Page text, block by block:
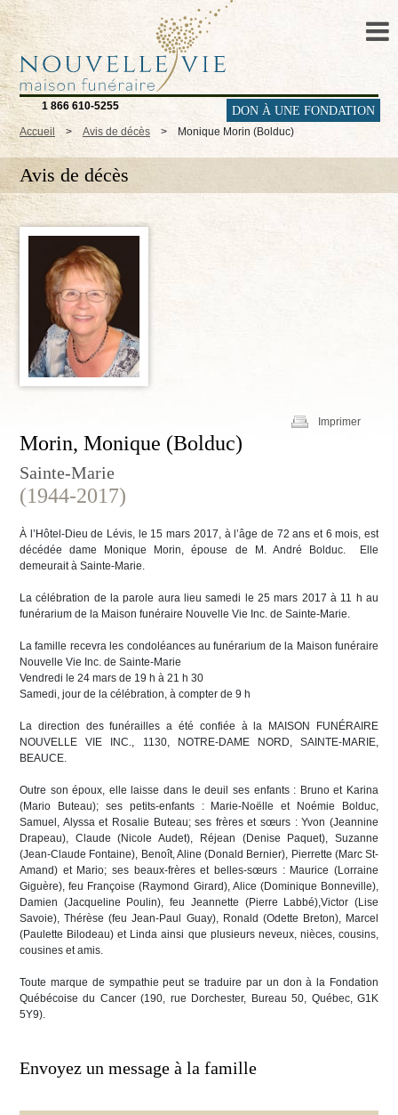
1 866 610-5255 DON À UNE FONDATION
Accueil > Avis de décès > Monique Morin (Bolduc)
Avis de décès
Imprimer
Morin, Monique (Bolduc)
Sainte-Marie
(1944-2017)
À l’Hôtel-Dieu de Lévis, le 15 mars 2017, à l’âge de 72 ans et 6 mois, est
décédée dame Monique Morin, épouse de M. André Bolduc. Elle
demeurait à Sainte-Marie.
La célébration de la parole aura lieu samedi le 25 mars 2017 à 11 h au
funérarium de la Maison funéraire Nouvelle Vie Inc. de Sainte-Marie.
La famille recevra les condoléances au funérarium de la Maison funéraire
Nouvelle Vie Inc. de Sainte-Marie
Vendredi le 24 mars de 19 h à 21 h 30
Samedi, jour de la célébration, à compter de 9 h
La direction des funérailles a été confiée à la MAISON FUNÉRAIRE
NOUVELLE VIE INC., 1130, NOTRE-DAME NORD, SAINTE-MARIE,
BEAUCE.
Outre son époux, elle laisse dans le deuil ses enfants : Bruno et Karina
(Mario Buteau); ses petits-enfants : Marie-Noëlle et Noémie Bolduc,
Samuel, Alyssa et Rosalie Buteau; ses frères et sœurs : Yvon (Jeannine
Drapeau), Claude (Nicole Audet), Réjean (Denise Paquet), Suzanne
(Jean-Claude Fontaine), Benoît, Aline (Donald Bernier), Pierrette (Marc St-
Amand) et Mario; ses beaux-frères et belles-sœurs : Maurice (Lorraine
Giguère), feu Françoise (Raymond Girard), Alice (Dominique Bonneville),
Damien (Jacqueline Poulin), feu Jeannette (Pierre Labbé),Victor (Lise
Savoie), Thérèse (feu Jean-Paul Guay), Ronald (Odette Breton), Marcel
(Paulette Bilodeau) et Linda ainsi que plusieurs neveux, nièces, cousins,
cousines et amis.
Toute marque de sympathie peut se traduire par un don à la Fondation
Québécoise du Cancer (190, rue Dorchester, Bureau 50, Québec, G1K
5Y9).
Envoyez un message à la famille